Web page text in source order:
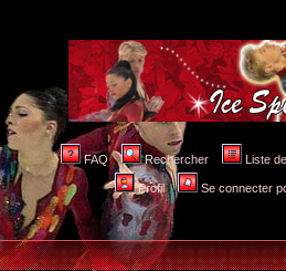
FAQ Rechercher Liste
Profil Se connecter